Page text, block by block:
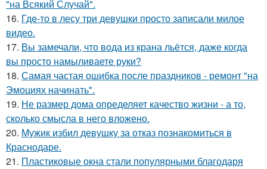
"на Всякий Случай".
16. Гдe-то в лесу три девушки просто записали милое
видео.
17. Вы замечали, что вода из крана льётся, даже когда
вы просто намыливаете руки?
18. Самая частая ошибка после праздников - ремонт "на
Эмоциях начинать".
19. Не размер дома определяет качество жизни - а то,
сколько смысла в него вложено.
20. Мужик избил девушку за отказ познакомиться в
Краснодаре.
21. Пластиковые окна стали популярными благодаря